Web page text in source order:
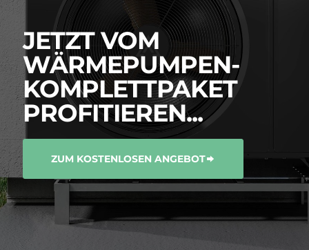
JETZT VOM
WÄRMEPUMPEN-
KOMPLETTPAKET
PROFITIEREN...
ZUM KOSTENLOSEN ANGEBOT